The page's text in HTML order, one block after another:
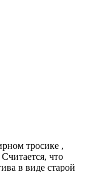
тросике ,
что
в виде старой